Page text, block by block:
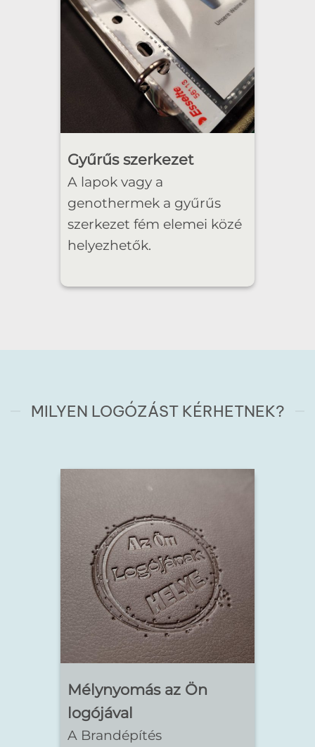
Gyűrűs szerkezet
A lapok vagy a
genothermek a gyűrűs
szerkezet fém elemei közé
helyezhetők.
MILYEN LOGÓZÁST KÉRHETNEK?
Mélynyomás az Ön
logójával
A Brandépítés